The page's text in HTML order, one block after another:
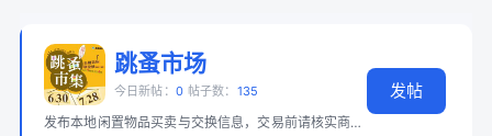
国
同
城
» › ›
跳蚤市场
今日新帖： 0 帖子数： 135
发布本地闲置物品买卖与交换信息，交易前请核实商品和身份。 📖 必读：
发帖